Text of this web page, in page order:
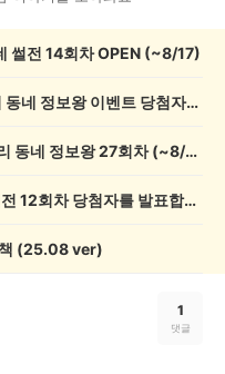
썰전 14회차 OPEN (~8/17)
💰[당첨자 발표] 26회차 우리 동네 정보왕 이벤트 당첨자를 발표합니다!
💸 전원 2,000캐시 지급! 우리 동네 정보왕 27회차 (~8/10)
💰[당첨자 발표] 우리 동네 썰전 12회차 당첨자를 발표합니다!
(25.08 ver)
1
댓글